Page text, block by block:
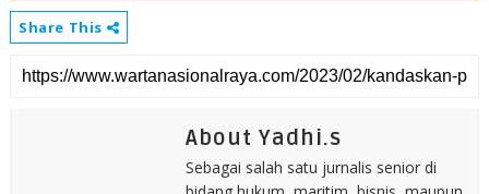
Share This
About Yadhi.s
Sebagai salah satu jurnalis senior di